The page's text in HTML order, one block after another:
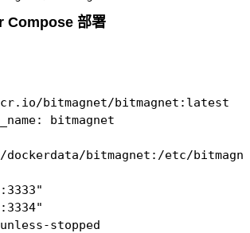
Compose 部署
bitmagnet/bitmagnet:latest
bitmagnet
dockerdata/bitmagnet:/etc/
stopped